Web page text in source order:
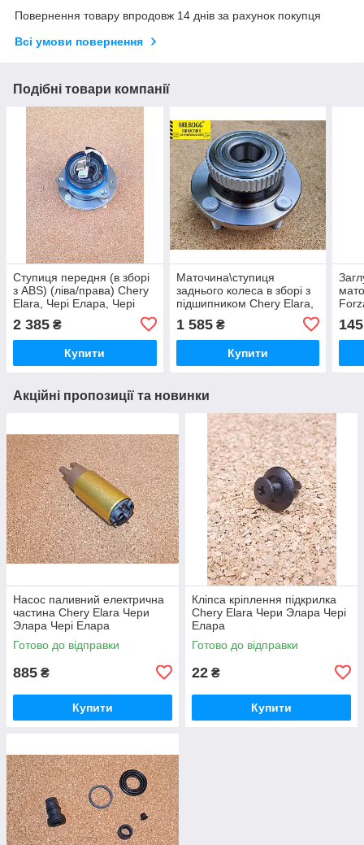
Повернення товару впродовж 14 днів за рахунок покупця
Всі умови повернення
Подібні товари компанії
Ступиця передня (в зборі
з ABS) (ліва/права) Chery
Elara, Чері Елара, Чері
2 385 ₴
Купити
Маточина\ступиця
заднього колеса в зборі з
підшипником Chery Elara,
1 585₴
Купити
145
Акційні пропозиції та новинки
Насос паливний електрична
частина Chery Elara Чери
Элара Чері Елара
Готово до відправки
885 ₴
Купити
Кліпса кріплення підкрилка
Chery Elara Чери Элара Чері
Елара
Готово до відправки
22 ₴
Купити